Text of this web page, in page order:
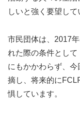
しいと強く要望して
市民団体は、2017
れた際の条件とし
にもかかわらず、今
摘し、将来的に
惧しています。